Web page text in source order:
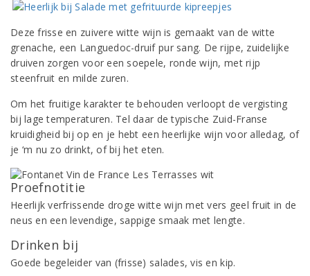
Deze frisse en zuivere witte wijn is gemaakt van de witte
grenache, een Languedoc-druif pur sang. De rijpe, zuidelijke
druiven zorgen voor een soepele, ronde wijn, met rijp
steenfruit en milde zuren.
Om het fruitige karakter te behouden verloopt de vergisting
bij lage temperaturen. Tel daar de typische Zuid-Franse
kruidigheid bij op en je hebt een heerlijke wijn voor alledag, of
je ‘m nu zo drinkt, of bij het eten.
Proefnotitie
Heerlijk verfrissende droge witte wijn met vers geel fruit in de
neus en een levendige, sappige smaak met lengte.
Drinken bij
Goede begeleider van (frisse) salades, vis en kip.